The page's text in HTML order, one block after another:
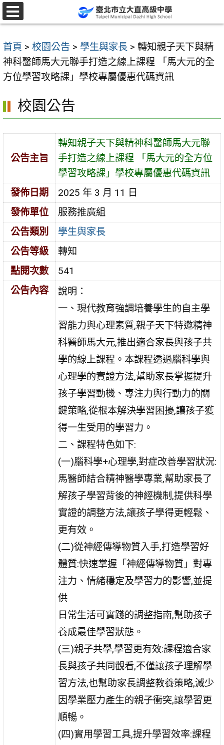
跳
至
要
內
容
首頁 > 校園公告 > 學生與家長 > 轉知親子天下與精
神科醫師馬大元聯手打造之線上課程 「馬大元的全
方位學習攻略課」學校專屬優惠代碼資訊
校園公告
公告主旨
轉知親子天下與精神科醫師馬大元聯
手打造之線上課程 「馬大元的全方位
學習攻略課」學校專屬優惠代碼資訊
發佈日期
2025 年 3 月 11 日
發佈單位
服務推廣組
公告類別
學生與家長
公告等級
轉知
點閱次數
541
公告內容
說明：
一、現代教育強調培養學生的自主學
習能力與心理素質,親子天下特邀精神
科醫師馬大元,推出適合家長與孩子共
學的線上課程。本課程透過腦科學與
心理學的實證方法,幫助家長掌握提升
孩子學習動機、專注力與行動力的關
鍵策略,從根本解決學習困擾,讓孩子獲
得一生受用的學習力。
二、課程特色如下:
(一)腦科學+心理學,對症改善學習狀況:
馬醫師結合精神醫學專業,幫助家長了
解孩子學習背後的神經機制,提供科學
實證的調整方法,讓孩子學得更輕鬆、
更有效。
(二)從神經傳導物質入手,打造學習好
體質:快速掌握「神經傳導物質」對專
注力、情緒穩定及學習力的影響,並提
供
日常生活可實踐的調整指南,幫助孩子
養成最佳學習狀態。
(三)親子共學,學習更有效:課程適合家
長與孩子共同觀看,不僅讓孩子理解學
習方法,也幫助家長調整教養策略,減少
因學業壓力產生的親子衝突,讓學習更
順暢。
(四)實用學習工具,提升學習效率:課程
選
單